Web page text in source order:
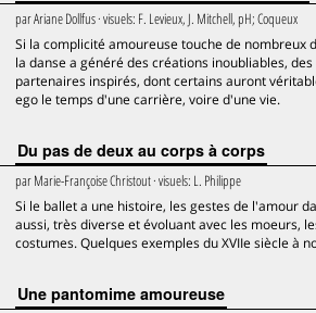
parAriane Dollfus· visuels: F. Levieux, J. Mitchell, pH; Coqueux
Si la complicité amoureuse touche de nombreux
la danse a généré des créations inoubliables,
partenaires inspirés, dont certains auront
ego le temps d'une carrière, voire d'une vie.
Du pas de deux au corps à corps
parMarie-Françoise Christout· visuels: L. Philippe
Si le ballet a une histoire, les gestes de l'amour
aussi, très diverse et évoluant avec les moeurs,
costumes. Quelques exemples du XVIIe siècle à
Une pantomime amoureuse